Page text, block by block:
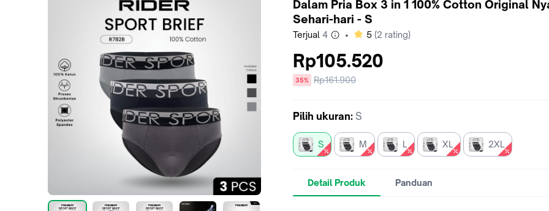
Dalam Pria Box 3 in 1 100% Cotton Original
Sehari-hari - S
Terjual 4 • bintang
5 (2 rating)
Rp105.520
diskon
35%
Harga
Rp161.900
Pilih ukuran: S
S M L XL 2XL
Detail Produk Panduan